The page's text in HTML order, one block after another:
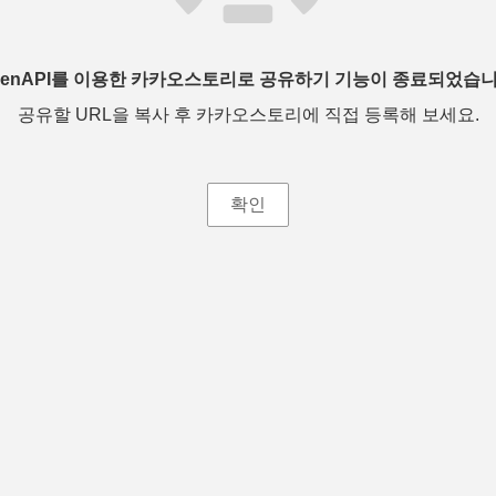
를 이용한 카카오스토리로 공유하기 기능이 종료되었습
공유할 URL을 복사 후 카카오스토리에 직접 등록해 보세요.
확인